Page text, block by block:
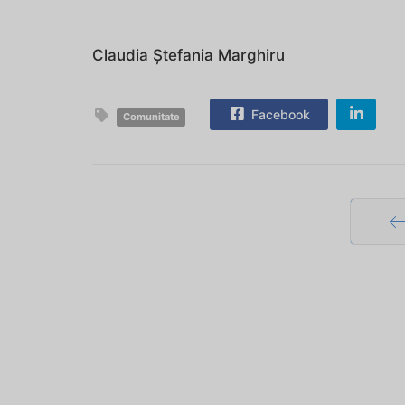
Claudia Ștefania Marghiru
Comunitate Facebook